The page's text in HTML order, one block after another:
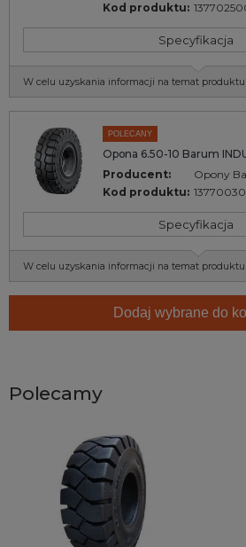
Kod produktu:
Specyfikacja
W celu uzyskania informacji na temat
POLECANY
Opona 6.50-10 Barum
Producent:
Opony
Kod produktu:
Specyfikacja
W celu uzyskania informacji na temat
Dodaj wybrane do
Polecamy